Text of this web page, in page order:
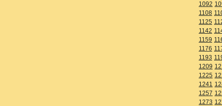
1092
1108
1125
1142
1159
1176
1193
1209
1225
1241
1257
1273